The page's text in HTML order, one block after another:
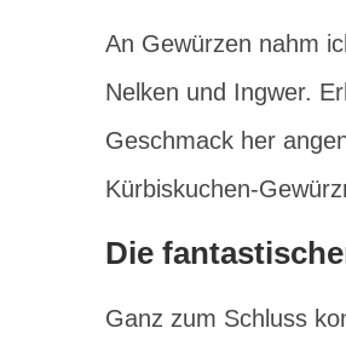
An Gewürzen nahm
Nelken und Ingwer.
Geschmack her
Kürbiskuchen-
Die
Ganz zum Schluss